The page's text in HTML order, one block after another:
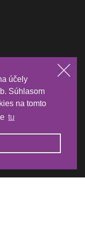
účely
Súhlasom
na tomto
tu